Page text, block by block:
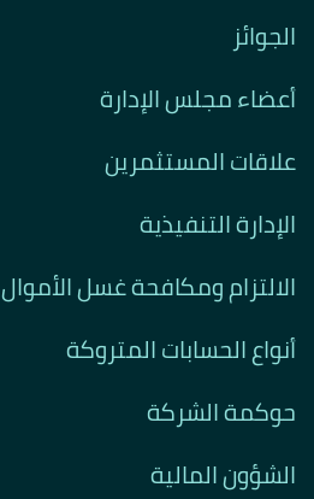
الجوائز
أعضاء مجلس الإدارة
علاقات المستثمرين
الإدارة التنفيذية
الالتزام ومكافحة غسل الأموال
أنواع الحسابات المتروكة
حوكمة الشركة
الشؤون المالية